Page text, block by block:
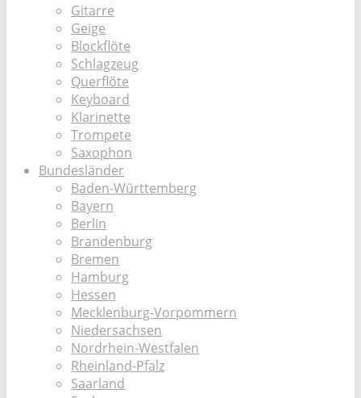
Gitarre
Geige
Blockflöte
Schlagzeug
Querflöte
Keyboard
Klarinette
Trompete
Saxophon
Bundesländer
Baden-Württemberg
Bayern
Berlin
Brandenburg
Bremen
Hamburg
Hessen
Mecklenburg-Vorpommern
Niedersachsen
Nordrhein-Westfalen
Rheinland-Pfalz
Saarland